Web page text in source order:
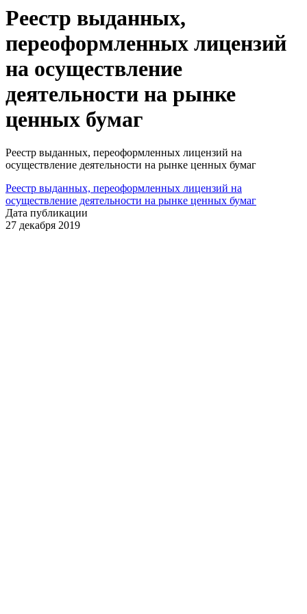
Реестр выданных,
переоформленных лицензий
на осуществление
деятельности на рынке
ценных бумаг
Реестр выданных, переоформленных лицензий на
осуществление деятельности на рынке ценных бумаг
Реестр выданных, переоформленных лицензий на
осуществление деятельности на рынке ценных бумаг
Дата публикации
27 декабря 2019